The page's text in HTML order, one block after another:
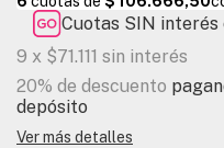
Cuotas SIN interés
9 x $71.111 sin interés
20% de descuento
depósito
Ver más detalles